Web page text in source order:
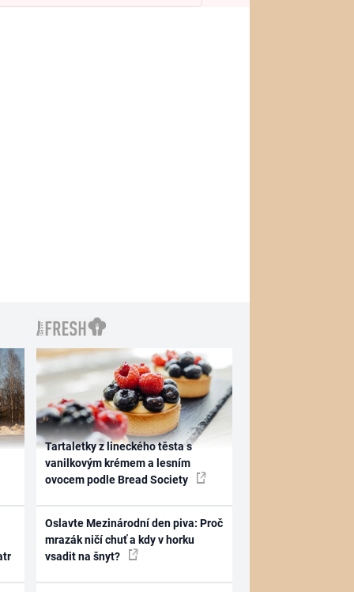
Tartaletky z lineckého těsta s
vanilkovým krémem a lesním
ovocem podle Bread Society
Oslavte Mezinárodní den piva: Proč
mrazák ničí chuť a kdy v horku
vsadit na šnyt?